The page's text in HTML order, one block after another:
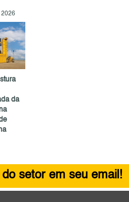
2026
da
setor em seu email!